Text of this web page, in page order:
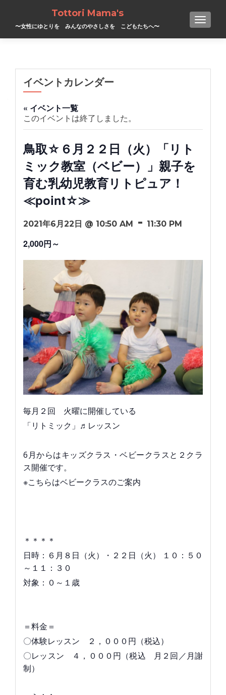
Tottori Mama's
〜女性にゆとりを みんなのやさしさを こどもたちへ〜
イベントカレンダー
« イベント一覧
このイベントは終了しました。
鳥取☆６月２２日（火）「リト
ミック教室（ベビー）」親子を
育む乳幼児教育リトピュア！
≪point☆≫
2021年6月22日 @ 10:50 AM - 11:30 PM
2,000円～
毎月２回 火曜に開催している
「リトミック」♬レッスン
6月からはキッズクラス・ベビークラスと２クラ
ス開催です。
※こちらはベビークラスのご案内
＊＊＊＊
日時：６月８日（火）・２２日（火） １０：５０
～１１：３０
対象：０～１歳
＝料金＝
〇体験レッスン ２，０００円（税込）
〇レッスン ４，０００円（税込 月２回／月謝
制）